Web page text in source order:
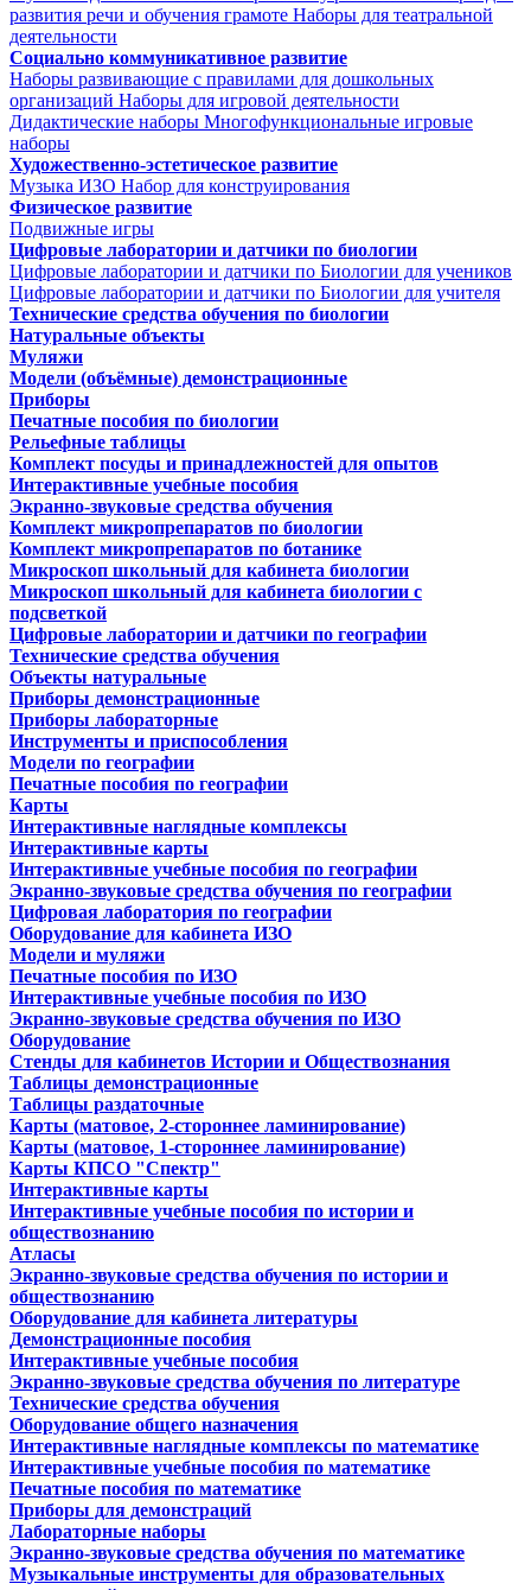
развития речи и обучения грамоте Наборы для театральной
деятельности
Социально коммуникативное развитие
Наборы развивающие с правилами для дошкольных
организаций Наборы для игровой деятельности
Дидактические наборы Многофункциональные игровые
наборы
Художественно-эстетическое развитие
Музыка ИЗО Набор для конструирования
Физическое развитие
Подвижные игры
Цифровые лаборатории и датчики по биологии
Цифровые лаборатории и датчики по Биологии для учеников
Цифровые лаборатории и датчики по Биологии для учителя
Технические средства обучения по биологии
Натуральные объекты
Муляжи
Модели (объёмные) демонстрационные
Приборы
Печатные пособия по биологии
Рельефные таблицы
Комплект посуды и принадлежностей для опытов
Интерактивные учебные пособия
Экранно-звуковые средства обучения
Комплект микропрепаратов по биологии
Комплект микропрепаратов по ботанике
Микроскоп школьный для кабинета биологии
Микроскоп школьный для кабинета биологии с
подсветкой
Цифровые лаборатории и датчики по географии
Технические средства обучения
Объекты натуральные
Приборы демонстрационные
Приборы лабораторные
Инструменты и приспособления
Модели по географии
Печатные пособия по географии
Карты
Интерактивные наглядные комплексы
Интерактивные карты
Интерактивные учебные пособия по географии
Экранно-звуковые средства обучения по географии
Цифровая лаборатория по географии
Оборудование для кабинета ИЗО
Модели и муляжи
Печатные пособия по ИЗО
Интерактивные учебные пособия по ИЗО
Экранно-звуковые средства обучения по ИЗО
Оборудование
Стенды для кабинетов Истории и Обществознания
Таблицы демонстрационные
Таблицы раздаточные
Карты (матовое, 2-стороннее ламинирование)
Карты (матовое, 1-стороннее ламинирование)
Карты КПСО "Спектр"
Интерактивные карты
Интерактивные учебные пособия по истории и
обществознанию
Атласы
Экранно-звуковые средства обучения по истории и
обществознанию
Оборудование для кабинета литературы
Демонстрационные пособия
Интерактивные учебные пособия
Экранно-звуковые средства обучения по литературе
Технические средства обучения
Оборудование общего назначения
Интерактивные наглядные комплексы по математике
Интерактивные учебные пособия по математике
Печатные пособия по математике
Приборы для демонстраций
Лабораторные наборы
Экранно-звуковые средства обучения по математике
Музыкальные инструменты для образовательных